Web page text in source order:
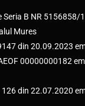
B NR 5156858/
Mures
din 20.09.2023
00000000182
din 22.07.2020